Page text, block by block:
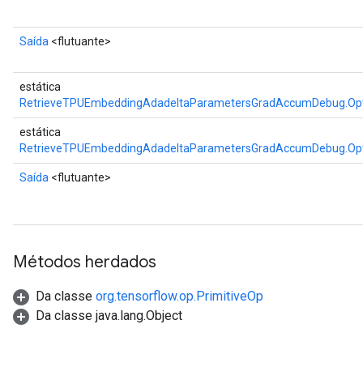
Saída <flutuante>
estática
estática
Saída <flutuante>
Métodos herdados
Da classe org.tensorflow.op.PrimitiveOp
Da classe java.lang.Object